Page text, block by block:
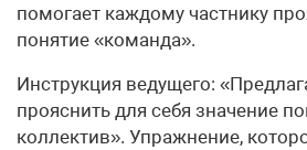
помогает каждому частнику
понятие «команда».
Инструкция ведущего:
прояснить для себя значение
коллектив». Упражнение,